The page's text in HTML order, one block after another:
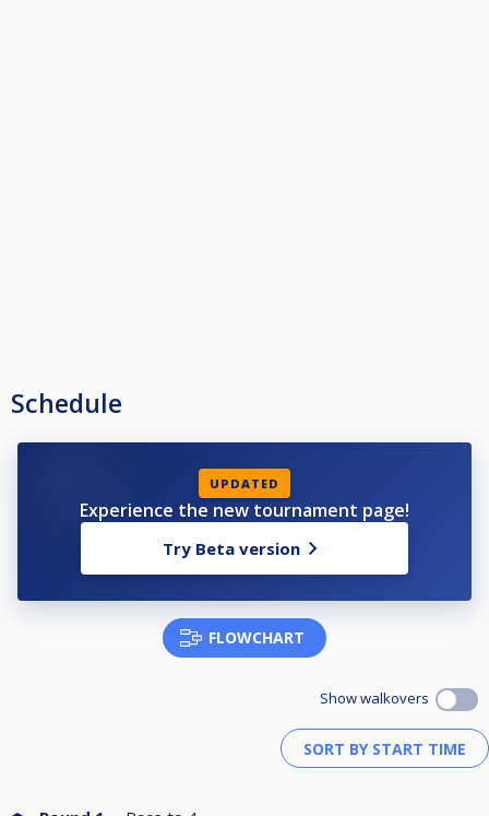
Schedule
UPDATED
Experience the new tournament page!
Try Beta version
FLOWCHART
Show walkovers